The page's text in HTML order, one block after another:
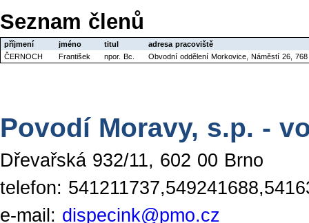
Seznam členů
příjmení jméno titul
adresa pracoviště
ČERNOCH
František npor. Bc. Obvodní oddělení Morkovice, Náměstí 26,
Povodí Moravy, s.p. -
Dřevařská 932/11, 602 00 Brno
telefon:
e-mail: dispecink@pmo.cz